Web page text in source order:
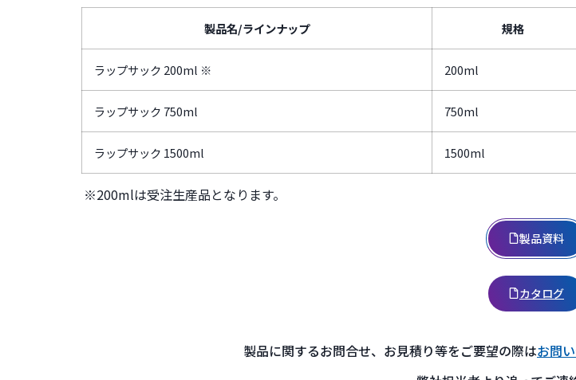
製品名/ラインナップ 規格
ラップサック 200ml ※ 200ml
ラップサック 750ml 750ml
ラップサック 1500ml 1500ml
※200mlは受注生産品となります。
製品資料
カタログ
製品に関するお問合せ、お見積り等をご要望の際はお問